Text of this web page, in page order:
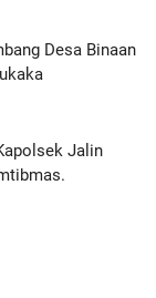
Desa Binaan
Jalin